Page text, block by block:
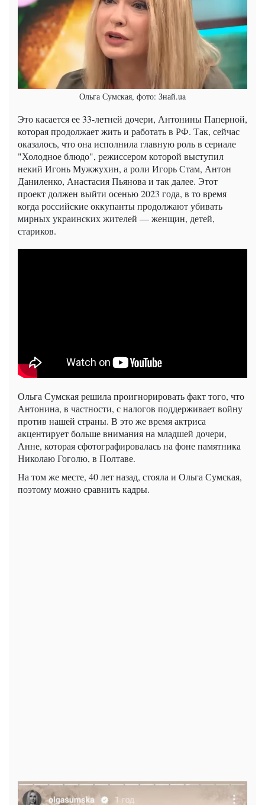
Ольга Сумская, фото: Знай.ua
Это касается ее 33-летней дочери, Антонины Паперной,
которая продолжает жить и работать в РФ. Так, сейчас
оказалось, что она исполнила главную роль в сериале
"Холодное блюдо", режиссером которой выступил
некий Игонь Мужжухин, а роли Игорь Стам, Антон
Даниленко, Анастасия Пьянова и так далее. Этот
проект должен выйти осенью 2023 года, в то время
когда российские оккупанты продолжают убивать
мирных украинских жителей — женщин, детей,
стариков.
Ольга Сумская решила проигнорировать факт того, что
Антонина, в частности, с налогов поддерживает войну
против нашей страны. В это же время актриса
акцентирует больше внимания на младшей дочери,
Анне, которая сфотографировалась на фоне памятника
Николаю Гоголю, в Полтаве.
На том же месте, 40 лет назад, стояла и Ольга Сумская,
поэтому можно сравнить кадры.